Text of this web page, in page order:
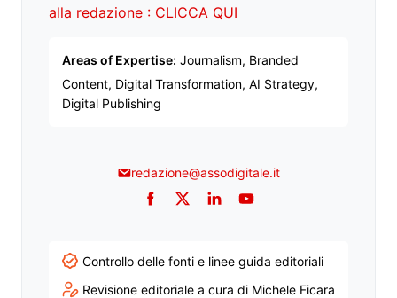
alla redazione : CLICCA QUI
Areas of Expertise: Journalism, Branded
Content, Digital Transformation, AI Strategy,
Digital Publishing
redazione@assodigitale.it
Facebook
TwitterLinkedInYouTube
Controllo delle fonti e linee guida editoriali
Revisione editoriale a cura di Michele Ficara